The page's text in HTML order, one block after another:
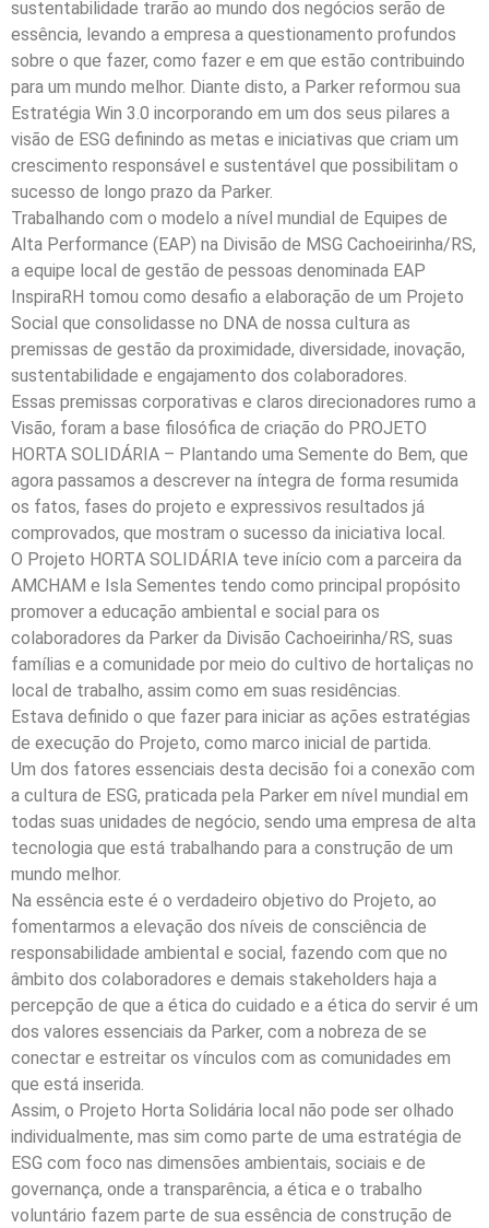
sustentabilidade trarão ao mundo dos negócios serão de
essência, levando a empresa a questionamento profundos
sobre o que fazer, como fazer e em que estão contribuindo
para um mundo melhor. Diante disto, a Parker reformou sua
Estratégia Win 3.0 incorporando em um dos seus pilares a
visão de ESG definindo as metas e iniciativas que criam um
crescimento responsável e sustentável que possibilitam o
sucesso de longo prazo da Parker.
Trabalhando com o modelo a nível mundial de Equipes de
Alta Performance (EAP) na Divisão de MSG Cachoeirinha/RS,
a equipe local de gestão de pessoas denominada EAP
InspiraRH tomou como desafio a elaboração de um Projeto
Social que consolidasse no DNA de nossa cultura as
premissas de gestão da proximidade, diversidade, inovação,
sustentabilidade e engajamento dos colaboradores.
Essas premissas corporativas e claros direcionadores rumo a
Visão, foram a base filosófica de criação do PROJETO
HORTA SOLIDÁRIA – Plantando uma Semente do Bem, que
agora passamos a descrever na íntegra de forma resumida
os fatos, fases do projeto e expressivos resultados já
comprovados, que mostram o sucesso da iniciativa local.
O Projeto HORTA SOLIDÁRIA teve início com a parceira da
AMCHAM e Isla Sementes tendo como principal propósito
promover a educação ambiental e social para os
colaboradores da Parker da Divisão Cachoeirinha/RS, suas
famílias e a comunidade por meio do cultivo de hortaliças no
local de trabalho, assim como em suas residências.
Estava definido o que fazer para iniciar as ações estratégias
de execução do Projeto, como marco inicial de partida.
Um dos fatores essenciais desta decisão foi a conexão com
a cultura de ESG, praticada pela Parker em nível mundial em
todas suas unidades de negócio, sendo uma empresa de alta
tecnologia que está trabalhando para a construção de um
mundo melhor.
Na essência este é o verdadeiro objetivo do Projeto, ao
fomentarmos a elevação dos níveis de consciência de
responsabilidade ambiental e social, fazendo com que no
âmbito dos colaboradores e demais stakeholders haja a
percepção de que a ética do cuidado e a ética do servir é um
dos valores essenciais da Parker, com a nobreza de se
conectar e estreitar os vínculos com as comunidades em
que está inserida.
Assim, o Projeto Horta Solidária local não pode ser olhado
individualmente, mas sim como parte de uma estratégia de
ESG com foco nas dimensões ambientais, sociais e de
governança, onde a transparência, a ética e o trabalho
voluntário fazem parte de sua essência de construção de